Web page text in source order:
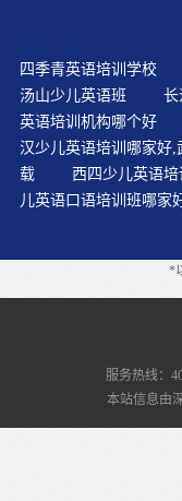
味的英语口语就可
想要到外企工作的
一个良好的学习环
词时要注意单词之
惯。具体的训练方
26个字母的发音
四季青英语培训学校
汤山少儿英语班
长
英语培训机构哪个好
汉少儿英语培训哪家好,
载
西四少儿英语培
儿英语口语培训班哪家
*
服务热线：
本站信息由